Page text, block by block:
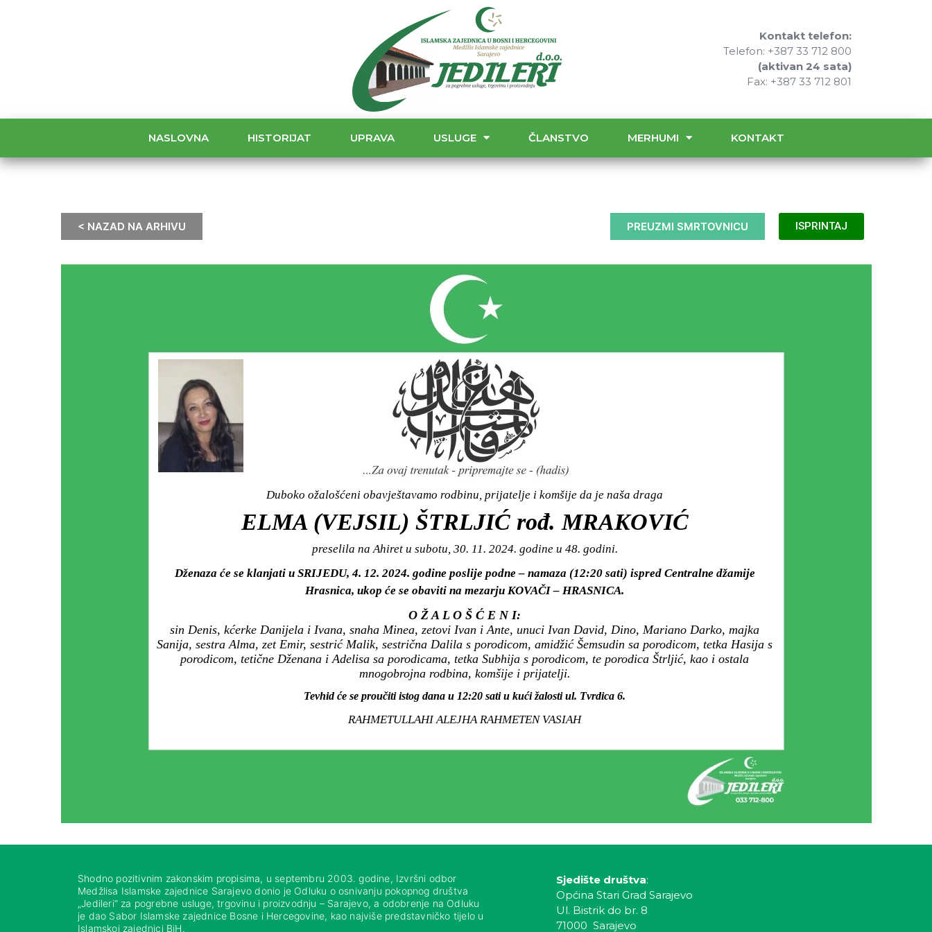
Kontakt telefon:
Telefon: +387 33 712 800
(aktivan 24 sata)
Fax: +387 33 712 801
NASLOVNA HISTORIJAT UPRAVA USLUGE ČLANSTVO MERHUMI KONTAKT
< NAZAD NA ARHIVU PREUZMI SMRTOVNICU ISPRINTAJ
Duboko ožalošćeni obavještavamo rodbinu, prijatelje i komšije da je naša draga
ELMA (VEJSIL) ŠTRLJIĆ rođ. MRAKOVIĆ
preselila na Ahiret u subotu, 30. 11. 2024. godine u 48. godini.
Dženaza će se klanjati u SRIJEDU, 4. 12. 2024. godine poslije podne – namaza (12:20 sati) ispred Centralne džamije
Hrasnica, ukop će se obaviti na mezarju KOVAČI – HRASNICA.
O Ž A L O Š Ć E N I:
sin Denis, kćerke Danijela i Ivana, snaha Minea, zetovi Ivan i Ante, unuci Ivan David, Dino, Mariano Darko, majka
Sanija, sestra Alma, zet Emir, sestrić Malik, sestrična Dalila s porodicom, amidžić Šemsudin sa porodicom, tetka Hasija s
porodicom, tetične Dženana i Adelisa sa porodicama, tetka Subhija s porodicom, te porodica Štrljić, kao i ostala
mnogobrojna rodbina, komšije i prijatelji.
Tevhid će se proučiti istog dana u 12:20 sati u kući žalosti ul. Tvrdica 6.
RAHMETULLAHI ALEJHA RAHMETEN VASIAH
Shodno pozitivnim zakonskim propisima, u septembru 2003. godine, Izvršni odbor
Medžlisa Islamske zajednice Sarajevo donio je Odluku o osnivanju pokopnog društva
„Jedileri“ za pogrebne usluge, trgovinu i proizvodnju – Sarajevo, a odobrenje na Odluku
je dao Sabor Islamske zajednice Bosne i Hercegovine, kao najviše predstavničko tijelo u
Islamskoj zajednici BiH.
Sjedište društva:
Općina Stari Grad Sarajevo
Ul. Bistrik do br. 8
71000 Sarajevo